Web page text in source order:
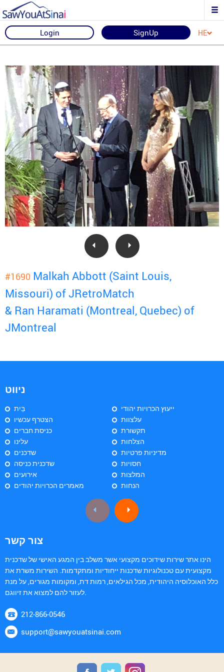
Login SignUp HE
#1690 Malkah Abbott (Saint Louis,
Missouri) of JRetroMatch
& Ran Haramati (Montreal, Quebec) of
JMontreal
ניווט
בַּיִת
הצטרף עכשיו
כניסת חברים
עלינו
שדכנים
שדכנית כניסה
אירועים
מאמרים הכרויות יהודים
ייעוץ הכרויות יהודי
עלצוות
תקשורת
הצלחות
מדיניות פרטיות
חסויות
המלצות
הנחות
צור קשר
הינו אתר שירות שידוכים מקצועי אשר משלב בין המגע האישי של שדכנית
מקצועית עם טכנולוגיות שדכנות ייחודיות ומתקדמות. השירות משרת את
כלל האוכלוסיה היהודית, מכל הגילאים, רמות דת, ומקומות מגורים, על מנת
212-866-0546
support@sawyouatsinai.com